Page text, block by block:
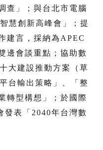
查」；與台北市電腦
慧創新高峰會」；提
建言，採納為APEC
邊會談重點；協助數
大建設推動方案（草
台輸出策略」、「整
轉型構想」；於國際
發表「2040年台灣數